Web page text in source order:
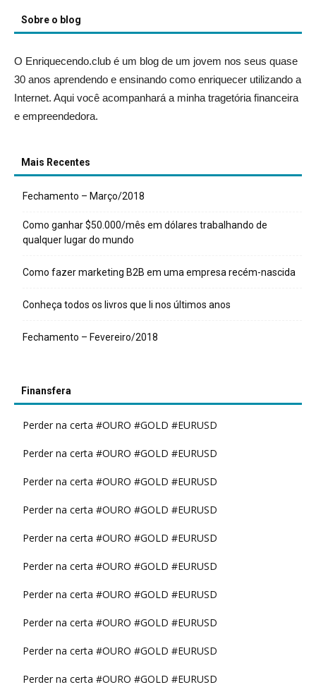
Sobre o blog
O Enriquecendo.club é um blog de um jovem nos seus quase
30 anos aprendendo e ensinando como enriquecer utilizando a
Internet. Aqui você acompanhará a minha tragetória financeira
e empreendedora.
Mais Recentes
Fechamento – Março/2018
Como ganhar $50.000/mês em dólares trabalhando de
qualquer lugar do mundo
Como fazer marketing B2B em uma empresa recém-nascida
Conheça todos os livros que li nos últimos anos
Fechamento – Fevereiro/2018
Finansfera
Perder na certa #OURO #GOLD #EURUSD
Perder na certa #OURO #GOLD #EURUSD
Perder na certa #OURO #GOLD #EURUSD
Perder na certa #OURO #GOLD #EURUSD
Perder na certa #OURO #GOLD #EURUSD
Perder na certa #OURO #GOLD #EURUSD
Perder na certa #OURO #GOLD #EURUSD
Perder na certa #OURO #GOLD #EURUSD
Perder na certa #OURO #GOLD #EURUSD
Perder na certa #OURO #GOLD #EURUSD